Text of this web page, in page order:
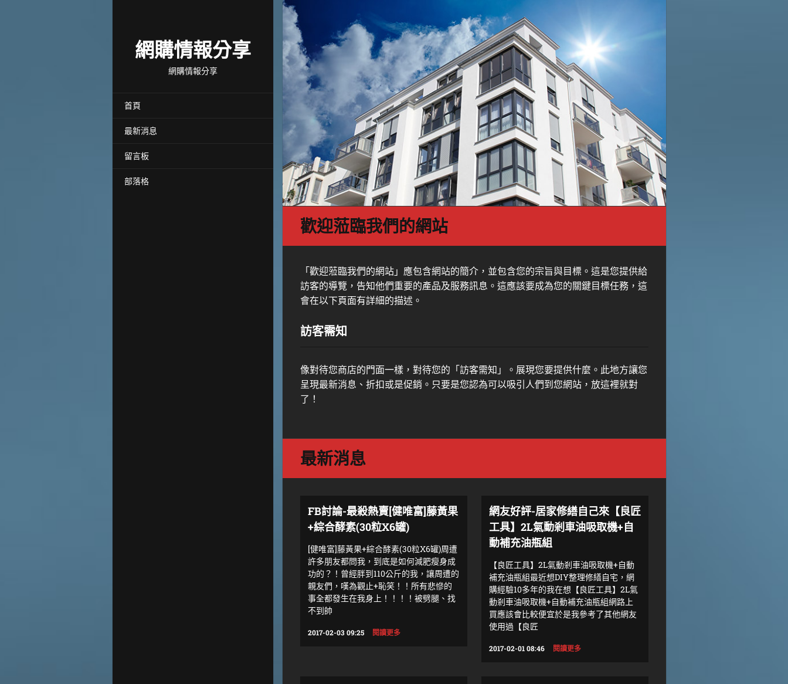
網購情報分享
網購情報分享
首頁
最新消息
留言板
部落格
歡迎蒞臨我們的網站
「歡迎蒞臨我們的網站」應包含網站的簡介，並包含您的宗旨與目標。這是您提供給
訪客的導覽，告知他們重要的產品及服務訊息。這應該要成為您的關鍵目標任務，這
會在以下頁面有詳細的描述。
訪客需知
像對待您商店的門面一樣，對待您的「訪客需知」。展現您要提供什麼。此地方讓您
呈現最新消息、折扣或是促銷。只要是您認為可以吸引人們到您網站，放這裡就對
了！
最新消息
FB討論-最殺熱賣[健唯富]藤黃果
+綜合酵素(30粒X6罐)
[健唯富]藤黃果+綜合酵素(30粒X6罐)周遭
許多朋友都問我，到底是如何減肥瘦身成
功的？！曾經胖到110公斤的我，讓周遭的
親友們，嘆為觀止+恥笑！！所有悲慘的
事全都發生在我身上！！！！被劈腿、找
不到帥
2017-02-03 09:25 閱讀更多
網友好評-居家修繕自己來【良匠
工具】2L氣動剎車油吸取機+自
動補充油瓶組
【良匠工具】2L氣動剎車油吸取機+自動
補充油瓶組最近想DIY整理修繕自宅，網
購經驗10多年的我在想【良匠工具】2L氣
動剎車油吸取機+自動補充油瓶組網路上
買應該會比較便宜於是我參考了其他網友
使用過【良匠
2017-02-01 08:46 閱讀更多